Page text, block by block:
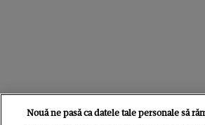
Nouă ne pasă ca datele tale personale să